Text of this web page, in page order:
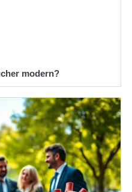
modern?